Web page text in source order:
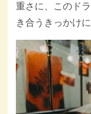
重さに、このド
き合うきっかけ